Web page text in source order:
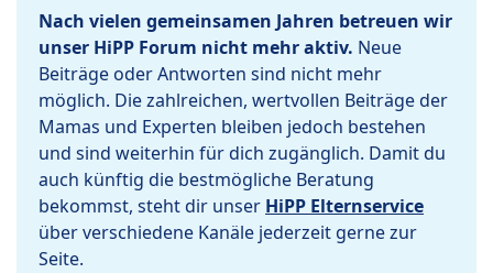
Nach vielen gemeinsamen Jahren betreuen wir
unser HiPP Forum nicht mehr aktiv. Neue
Beiträge oder Antworten sind nicht mehr
möglich. Die zahlreichen, wertvollen Beiträge der
Mamas und Experten bleiben jedoch bestehen
und sind weiterhin für dich zugänglich. Damit du
auch künftig die bestmögliche Beratung
bekommst, steht dir unser HiPP Elternservice
über verschiedene Kanäle jederzeit gerne zur
Seite.